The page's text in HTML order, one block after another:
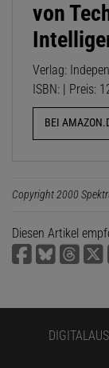
von
Verlag:
ISBN: | Preis:
BEI
Copyright 2000
Diesen Artikel